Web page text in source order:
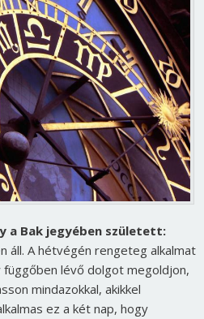
a Bak jegyében született:
áll. A hétvégén rengeteg alkalmat
lévő dolgot megoldjon,
mindazokkal, akikkel
ez a két nap, hogy